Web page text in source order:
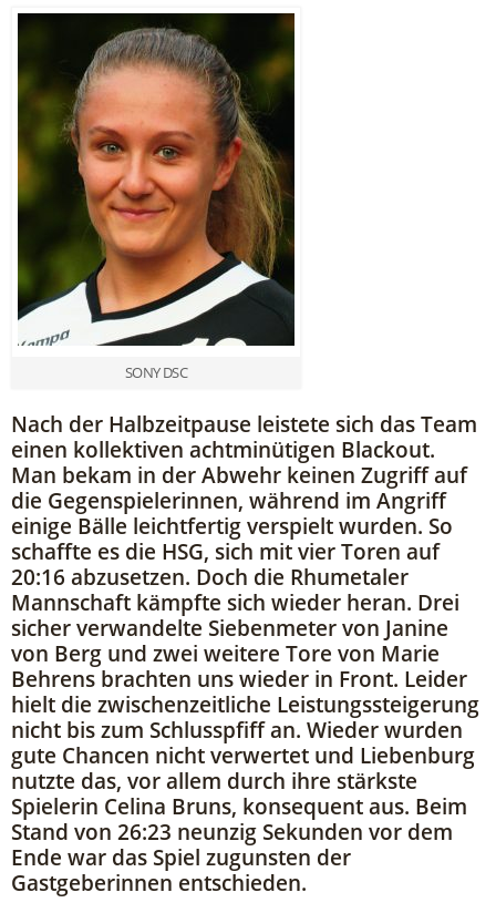
SONY DSC
Nach der Halbzeitpause leistete sich das Team
einen kollektiven achtminütigen Blackout.
Man bekam in der Abwehr keinen Zugriff auf
die Gegenspielerinnen, während im Angriff
einige Bälle leichtfertig verspielt wurden. So
schaffte es die HSG, sich mit vier Toren auf
20:16 abzusetzen. Doch die Rhumetaler
Mannschaft kämpfte sich wieder heran. Drei
sicher verwandelte Siebenmeter von Janine
von Berg und zwei weitere Tore von Marie
Behrens brachten uns wieder in Front. Leider
hielt die zwischenzeitliche Leistungssteigerung
nicht bis zum Schlusspfiff an. Wieder wurden
gute Chancen nicht verwertet und Liebenburg
nutzte das, vor allem durch ihre stärkste
Spielerin Celina Bruns, konsequent aus. Beim
Stand von 26:23 neunzig Sekunden vor dem
Ende war das Spiel zugunsten der
Gastgeberinnen entschieden.